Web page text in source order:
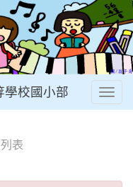
學校國小部
表